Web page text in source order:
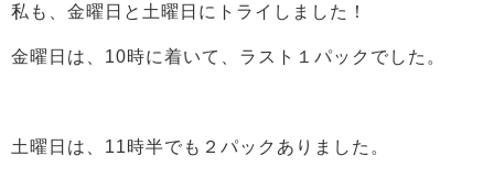
私も、金曜日と土曜日にトライしました！
金曜日は、10時に着いて、ラスト１パックでした。
土曜日は、11時半でも２パックありました。